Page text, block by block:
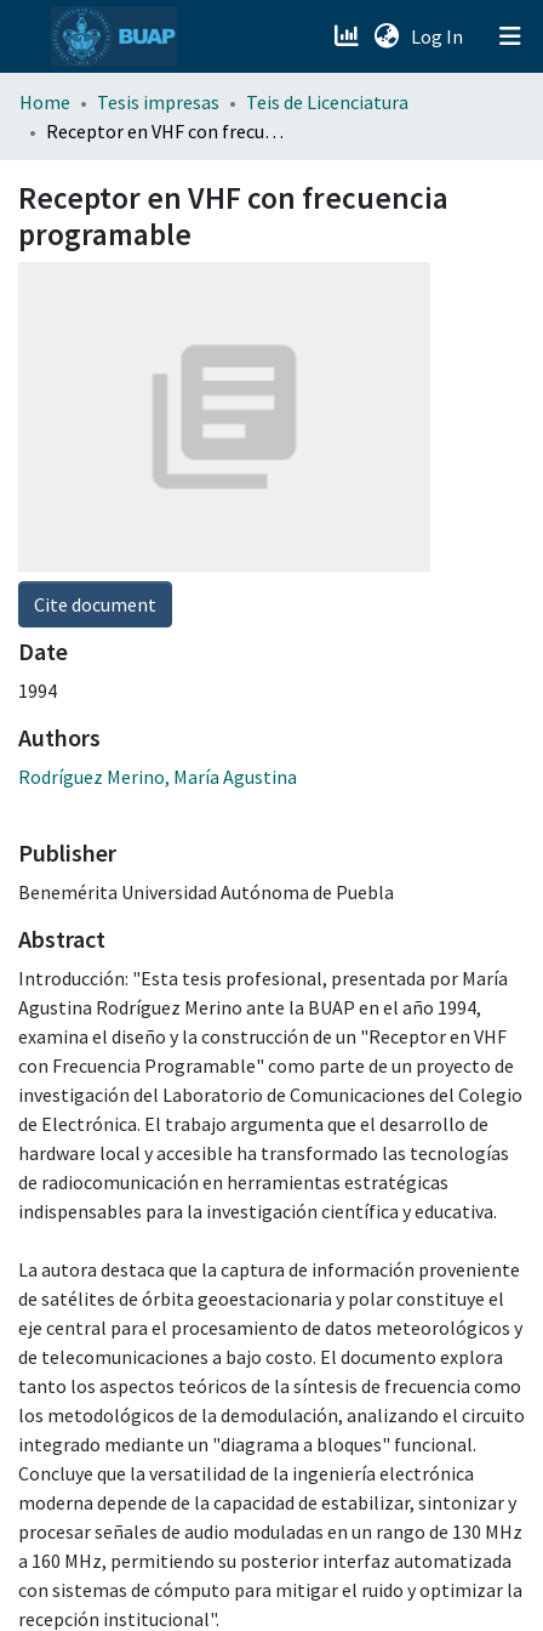
Log In (current)
menu.section.about_menu
Home Tesis impresas
Teis de Licenciatura
Receptor en VHF con frecuencia programable
Receptor en VHF con frecuencia
programable
Cite document
Date
1994
Authors
Rodríguez Merino, María Agustina
Publisher
Benemérita Universidad Autónoma de Puebla
Abstract
Introducción: "Esta tesis profesional, presentada por María
Agustina Rodríguez Merino ante la BUAP en el año 1994,
examina el diseño y la construcción de un "Receptor en VHF
con Frecuencia Programable" como parte de un proyecto de
investigación del Laboratorio de Comunicaciones del Colegio
de Electrónica. El trabajo argumenta que el desarrollo de
hardware local y accesible ha transformado las tecnologías
de radiocomunicación en herramientas estratégicas
indispensables para la investigación científica y educativa.
La autora destaca que la captura de información proveniente
de satélites de órbita geoestacionaria y polar constituye el
eje central para el procesamiento de datos meteorológicos y
de telecomunicaciones a bajo costo. El documento explora
tanto los aspectos teóricos de la síntesis de frecuencia como
los metodológicos de la demodulación, analizando el circuito
integrado mediante un "diagrama a bloques" funcional.
Concluye que la versatilidad de la ingeniería electrónica
moderna depende de la capacidad de estabilizar, sintonizar y
procesar señales de audio moduladas en un rango de 130 MHz
a 160 MHz, permitiendo su posterior interfaz automatizada
con sistemas de cómputo para mitigar el ruido y optimizar la
recepción institucional".